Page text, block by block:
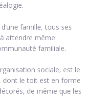
famille, tous ses
attendre même
familiale.
sociale, est le
dont le toit est en forme
de même que les